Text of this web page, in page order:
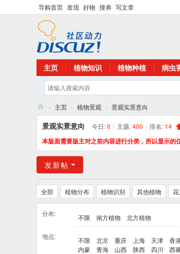
导购首页 发现 好物 搜券 写文章
主页 植物知识 植物种植 病虫
花
植
» 主页 › 植物景观 › 景观实景意向
景观实景意向 今日:0 | 主题:400 | 排名:14
本版面需要版主对之前内容进行分类，所以显示的
发新帖
全部 植物分布 植物识别 其他植物
分布: 不限 南方植物 北方植物
地点: 不限 北京 重庆 上海 天津 香
内蒙
青海 山西 陕西 四川 西